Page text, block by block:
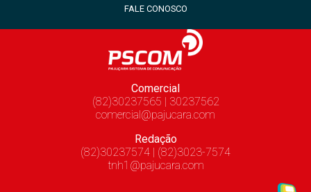
FALE CONOSCO
Comercial
(82)30237565 | 30237562
comercial@pajucara.com
Redação
(82)30237574 | (82)3023-7574
tnh1@pajucara.com